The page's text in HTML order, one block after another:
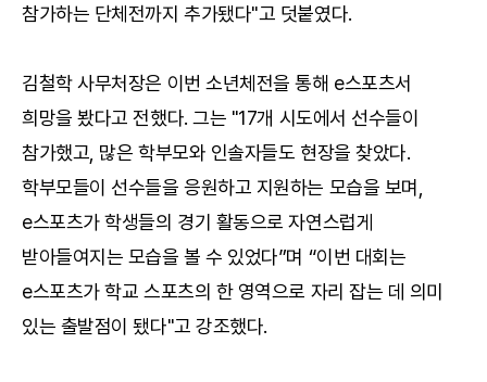
참가하는 단체전까지 추가됐다"고 덧붙였다.
김철학 사무처장은 이번 소년체전을 통해 e스포츠서
희망을 봤다고 전했다. 그는 "17개 시도에서 선수들이
참가했고, 많은 학부모와 인솔자들도 현장을 찾았다.
학부모들이 선수들을 응원하고 지원하는 모습을 보며,
e스포츠가 학생들의 경기 활동으로 자연스럽게
받아들여지는 모습을 볼 수 있었다”며 “이번 대회는
e스포츠가 학교 스포츠의 한 영역으로 자리 잡는 데 의미
있는 출발점이 됐다"고 강조했다.